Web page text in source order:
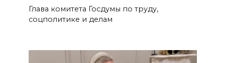
Глава комитета Госдумы по труду,
соцполитике и делам